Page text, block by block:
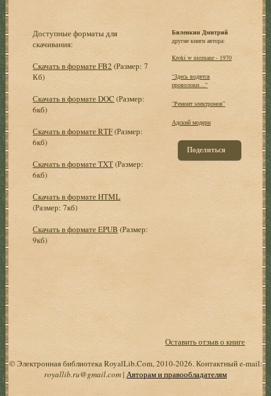
Доступные форматы для
скачивания:
Скачать в формате FB2 (Размер: 7
Кб)
Скачать в формате DOC (Размер:
6кб)
Скачать в формате RTF(Размер:
6кб)
Скачать в формате TXT(Размер:
6кб)
Скачать в формате HTML
(Размер: 7кб)
Скачать в формате EPUB (Размер:
9кб)
Биленкин Дмитрий
другие книги автора:
Kroki w nieznane - 1970
“Здесь водятся
проволоки…”
“Ремонт электронов”
Адский модерн
Поделиться
Оставить отзыв о книге
© Электронная библиотека RoyalLib.Com, 2010-2026. Контактный e-mail:
royallib.ru@gmail.com| Авторам и правообладателям